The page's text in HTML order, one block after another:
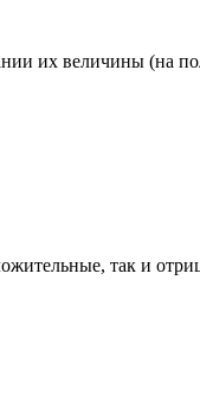
их величины (на
так и